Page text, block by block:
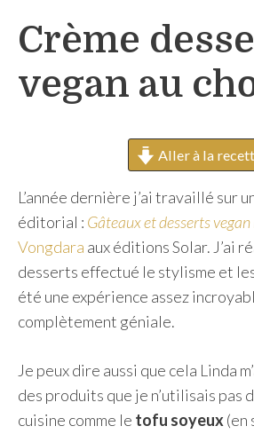
e
Crème
vegan au
Aller à la
L’année dernière j’ai travaillé sur
éditorial : Gâteaux et desserts
Vongdara aux éditions Solar. J’ai
desserts effectué le stylisme et
été une expérience assez
complètement géniale.
Je peux dire aussi que cela Linda
des produits que je n’utilisais pas
cuisine comme le tofu soyeux (en